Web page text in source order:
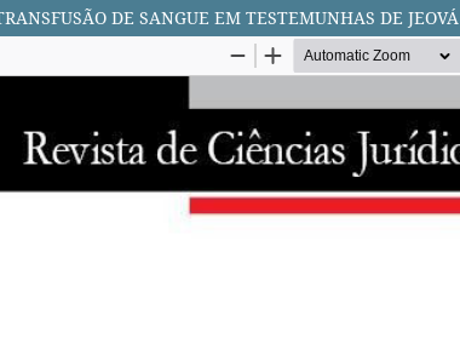
DE SANGUE EM TESTEMUNHAS DE JEOVÁ